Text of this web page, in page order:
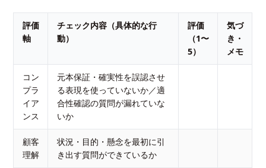
評価
軸
チェック内容（具体的な行
動）
評価
（1〜
5）
気づ
き・
メモ
コン
プラ
イア
ンス
元本保証・確実性を誤認させ
る表現を使っていないか／適
合性確認の質問が漏れていな
いか
顧客
理解
状況・目的・懸念を最初に引
き出す質問ができているか